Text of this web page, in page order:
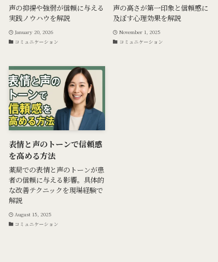
声の抑揚や強弱が信頼に与える
実践ノウハウを解説
January 20, 2026
コミュニケーション
声の高さが第一印象と信頼感に
及ぼす心理効果を解説
November 1, 2025
コミュニケーション
表情と声のトーンで信頼感
を高める方法
薬局での表情と声のトーンが患
者の信頼に与える影響。具体的
な改善テクニックを現場経験で
解説
August 15, 2025
コミュニケーション